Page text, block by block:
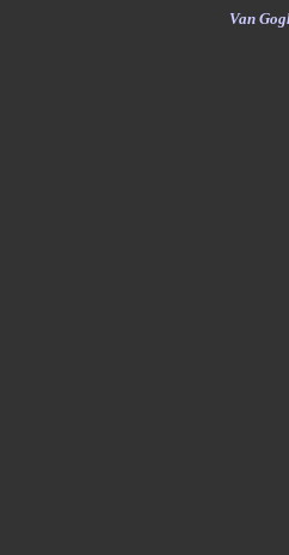
Van